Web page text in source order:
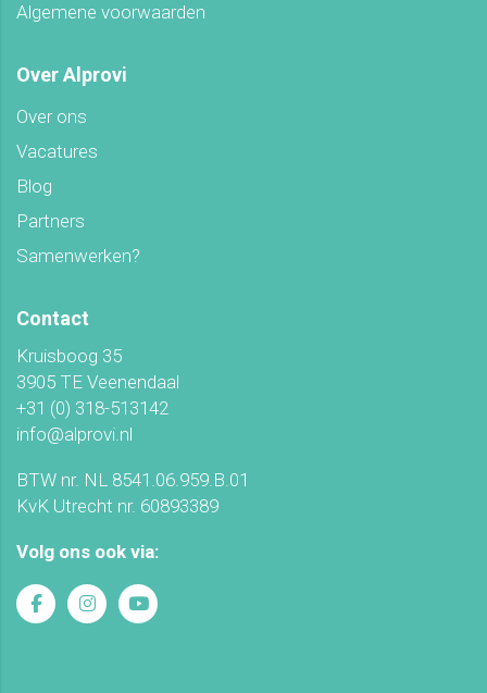
Algemene voorwaarden
Over Alprovi
Over ons
Vacatures
Blog
Partners
Samenwerken?
Contact
Kruisboog 35
3905 TE Veenendaal
+31 (0) 318-513142
info@alprovi.nl
BTW nr. NL 8541.06.959.B.01
KvK Utrecht nr. 60893389
Volg ons ook via: